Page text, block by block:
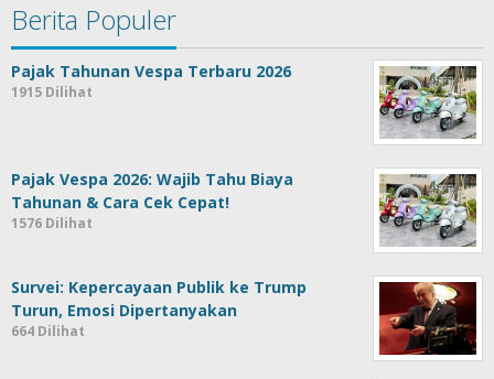
Berita Populer
Pajak Tahunan Vespa Terbaru 2026
1915 Dilihat
Pajak Vespa 2026: Wajib Tahu Biaya
Tahunan & Cara Cek Cepat!
1576 Dilihat
Survei: Kepercayaan Publik ke Trump
Turun, Emosi Dipertanyakan
664 Dilihat